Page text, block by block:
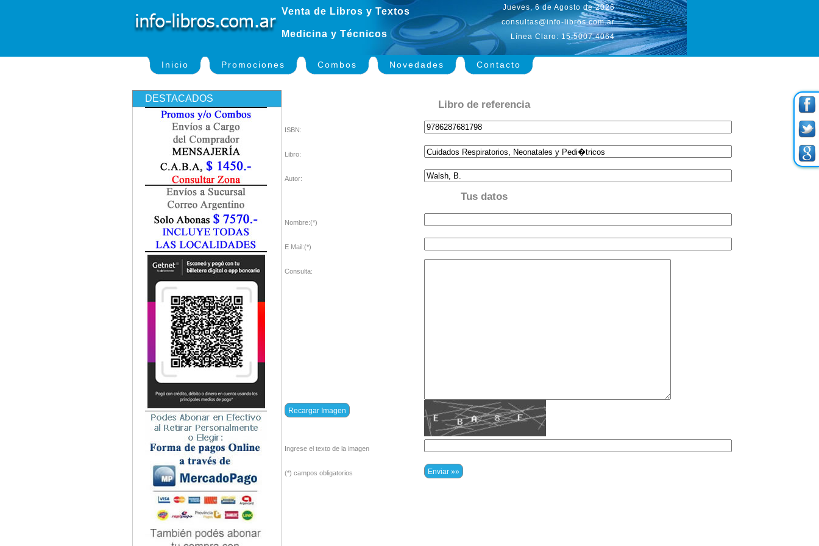
Venta de Libros y Textos
Medicina y Técnicos
Jueves, 6 de Agosto de 2026
consultas@info-libros.com.ar
Línea Claro: 15.5007.4064
Inicio Promociones Combos Novedades Contacto
DESTACADOS
Libro de referencia
ISBN:
Libro:
Autor:
Tus datos
Nombre:(*)
E Mail:(*)
Consulta:
Ingrese el texto de la imagen
(*) campos obligatorios